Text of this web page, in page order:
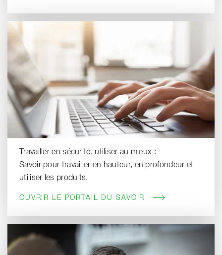
Travailler en sécurité, utiliser au mieux :
Savoir pour travailler en hauteur, en profondeur et
utiliser les produits.
OUVRIR LE PORTAIL DU SAVOIR